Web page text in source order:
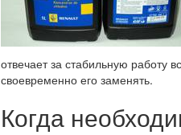
отвечает за стабильную работу
своевременно его заменять.
Когда